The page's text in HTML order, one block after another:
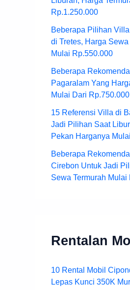
Rp.1.250.000
Beberapa Pilihan
di Tretes, Harga Sewa
Mulai Rp.550.000
Beberapa
Pagaralam Yang
Mulai Dari Rp.750.000
15 Referensi Villa di
Jadi Pilihan Saat
Pekan Harganya
Beberapa
Cirebon Untuk Jadi
Sewa Termurah Mulai
Rentalan
10 Rental Mobil
Lepas Kunci 350K